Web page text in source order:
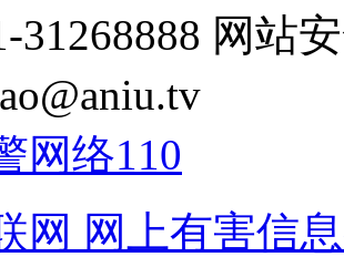
31268888 网站
网络110
网 网上有害信